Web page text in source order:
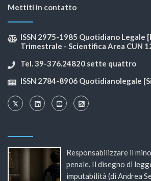
Mettiti in contatto
ISSN 2975-1985 Quotidiano Legale
Trimestrale - Scientifica Area CUN
Tel. 39-376.24820 sette quattro
ISSN 2784-8906 Quotidianolegale
Responsabilizzare il
penale. Il disegno di
imputabilità (di Andrea